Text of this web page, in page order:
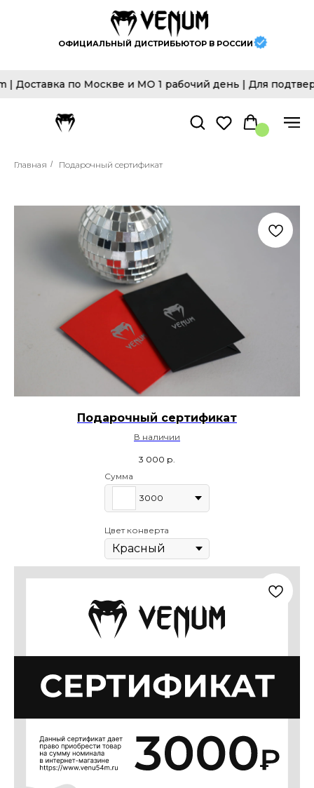
ОФИЦИАЛЬНЫЙ ДИСТРИБЬЮТОР В РОССИИ
по Москве и МО 1 рабочий день | Для
Главная / Подарочный сертификат
Подарочный сертификат
В наличии
3 000 р.
Сумма
3000
Цвет конверта